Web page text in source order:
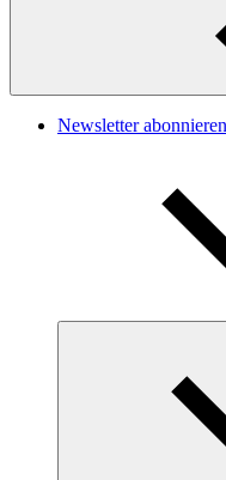
Newsletter abonnieren